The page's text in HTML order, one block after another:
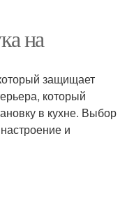
на
защищает
который
в кухне. Выбор
и